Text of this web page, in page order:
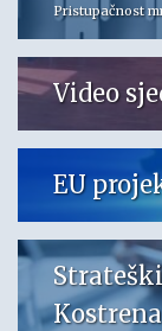
Pristupačnost
Video
EU
Kostrena